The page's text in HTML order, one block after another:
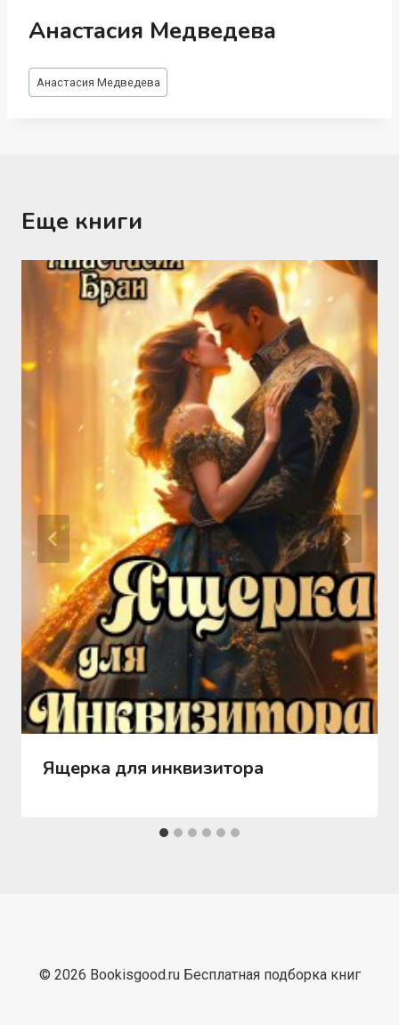
Анастасия Медведева
Метки
записи:
Анастасия Медведева
Еще книги
Ящерка для инквизитора
© 2026 Bookisgood.ru Бесплатная подборка книг